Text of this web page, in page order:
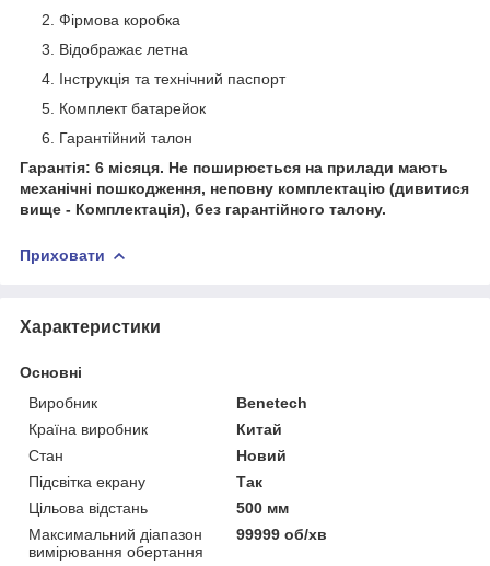
Фірмова коробка
Відображає летна
Інструкція та технічний паспорт
Комплект батарейок
Гарантійний талон
Гарантія: 6 місяця. Не поширюється на прилади мають
механічні пошкодження, неповну комплектацію (дивитися
вище - Комплектація), без гарантійного талону.
Приховати
Характеристики
Основні
Виробник
Benetech
Країна виробник
Китай
Стан
Новий
Підсвітка екрану
Так
Цільова відстань
500 мм
Максимальний діапазон
вимірювання обертання
99999 об/хв